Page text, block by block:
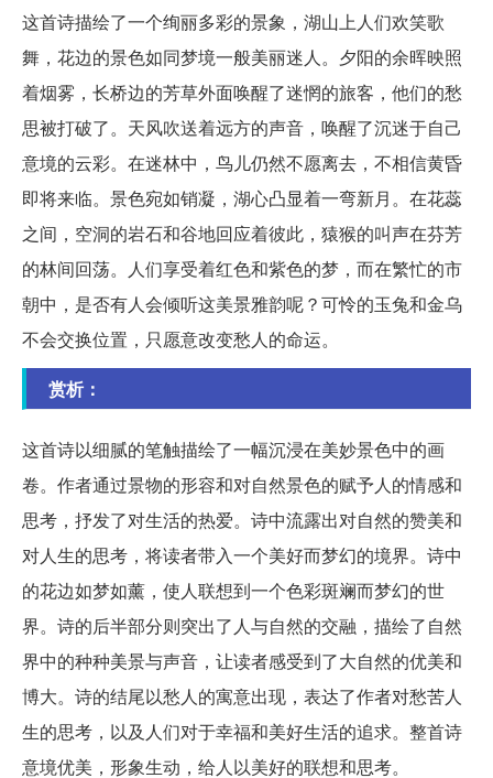
这首诗描绘了一个绚丽多彩的景象，湖山上人们欢笑歌
舞，花边的景色如同梦境一般美丽迷人。夕阳的余晖映照
着烟雾，长桥边的芳草外面唤醒了迷惘的旅客，他们的愁
思被打破了。天风吹送着远方的声音，唤醒了沉迷于自己
意境的云彩。在迷林中，鸟儿仍然不愿离去，不相信黄昏
即将来临。景色宛如销凝，湖心凸显着一弯新月。在花蕊
之间，空洞的岩石和谷地回应着彼此，猿猴的叫声在芬芳
的林间回荡。人们享受着红色和紫色的梦，而在繁忙的市
朝中，是否有人会倾听这美景雅韵呢？可怜的玉兔和金乌
不会交换位置，只愿意改变愁人的命运。
赏析：
这首诗以细腻的笔触描绘了一幅沉浸在美妙景色中的画
卷。作者通过景物的形容和对自然景色的赋予人的情感和
思考，抒发了对生活的热爱。诗中流露出对自然的赞美和
对人生的思考，将读者带入一个美好而梦幻的境界。诗中
的花边如梦如薰，使人联想到一个色彩斑斓而梦幻的世
界。诗的后半部分则突出了人与自然的交融，描绘了自然
界中的种种美景与声音，让读者感受到了大自然的优美和
博大。诗的结尾以愁人的寓意出现，表达了作者对愁苦人
生的思考，以及人们对于幸福和美好生活的追求。整首诗
意境优美，形象生动，给人以美好的联想和思考。